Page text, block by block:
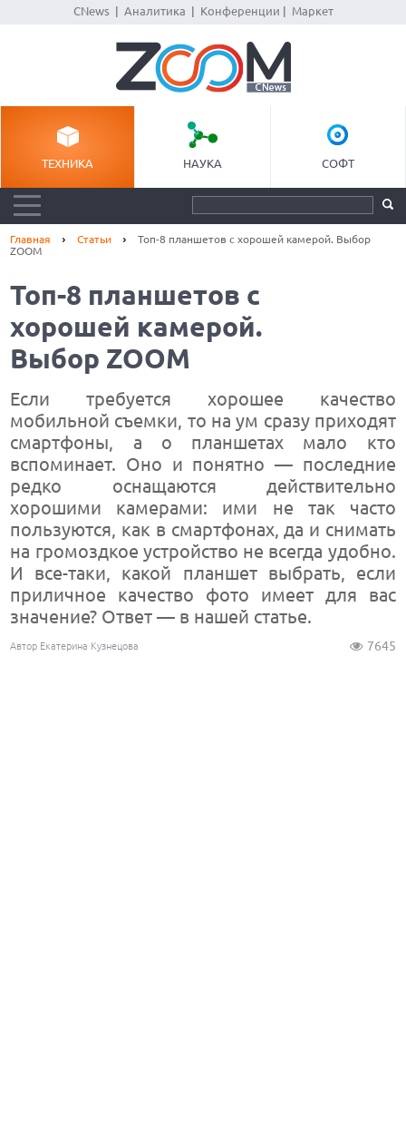
CNews| Аналитика Конференции Маркет
ТЕХНИКА НАУКА СОФТ
Главная Статьи
Топ-8 планшетов с хорошей камерой. Выбор
ZOOM
Топ-8 планшетов с
хорошей камерой.
Выбор ZOOM
Если требуется хорошее качество
мобильной съемки, то на ум сразу приходят
смартфоны, а о планшетах мало кто
вспоминает. Оно и понятно — последние
редко оснащаются действительно
хорошими камерами: ими не так часто
пользуются, как в смартфонах, да и снимать
на громоздкое устройство не всегда удобно.
И все-таки, какой планшет выбрать, если
приличное качество фото имеет для вас
значение? Ответ — в нашей статье.
Автор Екатерина Кузнецова 7645